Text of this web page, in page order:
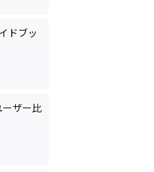
ドブッ
ーザー比